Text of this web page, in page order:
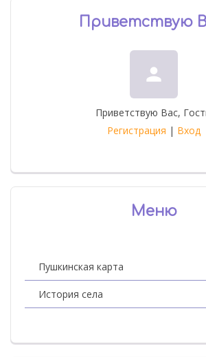
Приветствую
person
Приветствую Вас,
Регистрация | Вход
Меню
Пушкинская карта
История села